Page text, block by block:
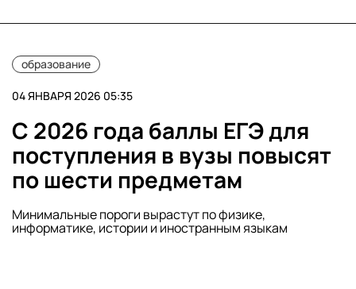
образование
04 ЯНВАРЯ 2026 05:35
С 2026 года баллы ЕГЭ для
поступления в вузы повысят
по шести предметам
Минимальные пороги вырастут по физике,
информатике, истории и иностранным языкам